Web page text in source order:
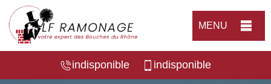
MENU
indisponible indisponible